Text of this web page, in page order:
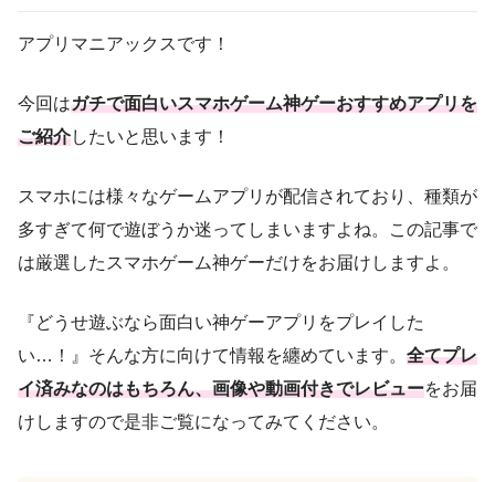
アプリマニアックスです！
今回はガチで面白いスマホゲーム神ゲーおすすめアプリを
ご紹介したいと思います！
スマホには様々なゲームアプリが配信されており、種類が
多すぎて何で遊ぼうか迷ってしまいますよね。この記事で
は厳選したスマホゲーム神ゲーだけをお届けしますよ。
『どうせ遊ぶなら面白い神ゲーアプリをプレイした
い…！』そんな方に向けて情報を纏めています。 全てプレ
イ済みなのはもちろん、画像や動画付きでレビューをお届
けしますので是非ご覧になってみてください。